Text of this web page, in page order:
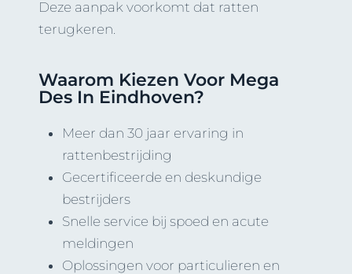
Deze aanpak voorkomt dat ratten
terugkeren.
Waarom Kiezen Voor Mega
Des In Eindhoven?
Meer dan 30 jaar ervaring in
rattenbestrijding
Gecertificeerde en deskundige
bestrijders
Snelle service bij spoed en acute
meldingen
Oplossingen voor particulieren en